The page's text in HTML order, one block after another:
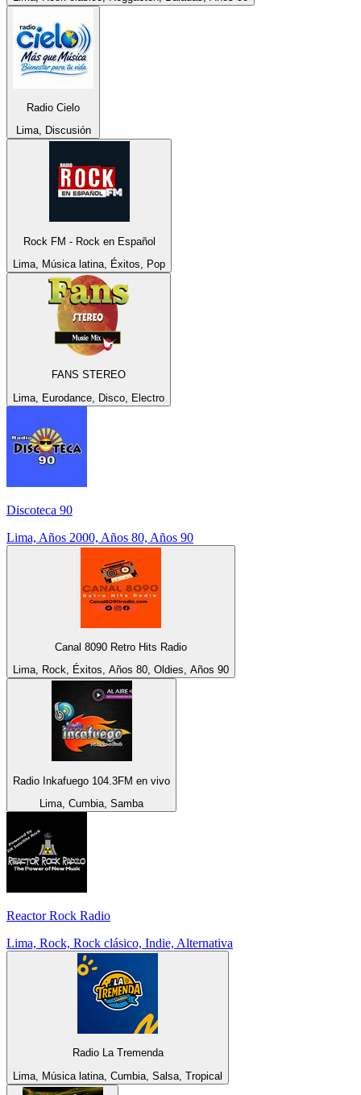
Radio Cielo
Lima, Discusión
Rock FM - Rock en Español
Lima, Música latina, Éxitos, Pop
FANS STEREO
Lima, Eurodance, Disco, Electro
Discoteca 90
Lima, Años 2000, Años 80, Años 90
Canal 8090 Retro Hits Radio
Lima, Rock, Éxitos, Años 80, Oldies, Años 90
Radio Inkafuego 104.3FM en vivo
Lima, Cumbia, Samba
Reactor Rock Radio
Lima, Rock, Rock clásico, Indie, Alternativa
Radio La Tremenda
Lima, Música latina, Cumbia, Salsa, Tropical